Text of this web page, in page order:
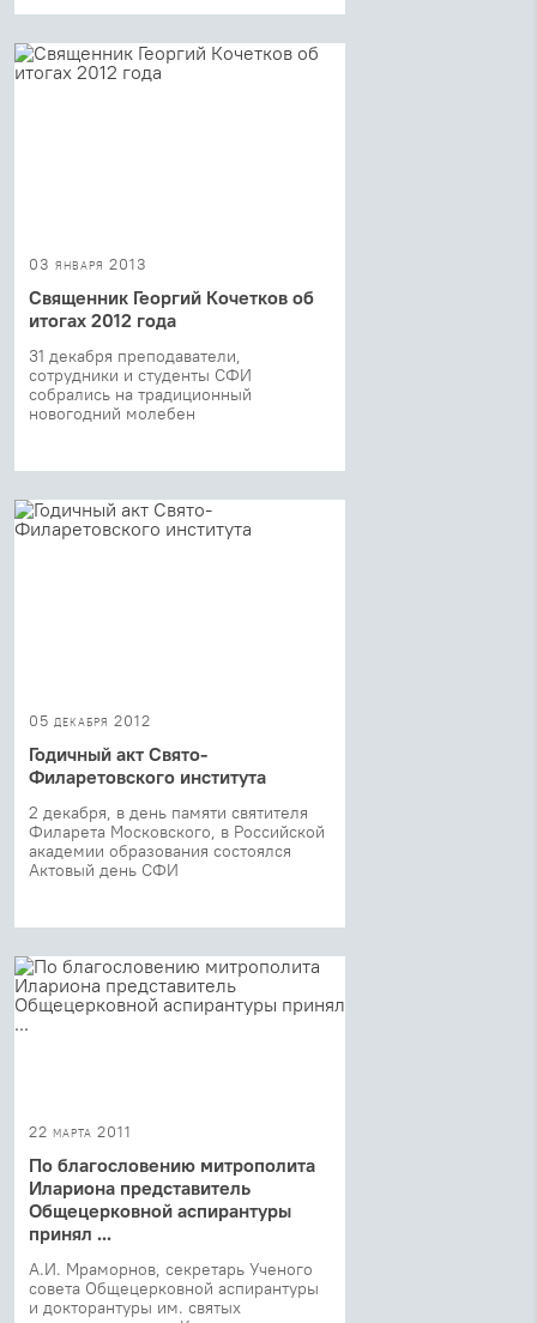
03 января 2013
Священник Георгий Кочетков об
итогах 2012 года
31 декабря преподаватели,
сотрудники и студенты СФИ
собрались на традиционный
новогодний молебен
05 декабря 2012
Годичный акт Свято-
Филаретовского института
2 декабря, в день памяти святителя
Филарета Московского, в Российской
академии образования состоялся
Актовый день СФИ
22 марта 2011
По благословению митрополита
Илариона представитель
Общецерковной аспирантуры
принял ...
А.И. Мраморнов, секретарь Ученого
совета Общецерковной аспирантуры
и докторантуры им. святых